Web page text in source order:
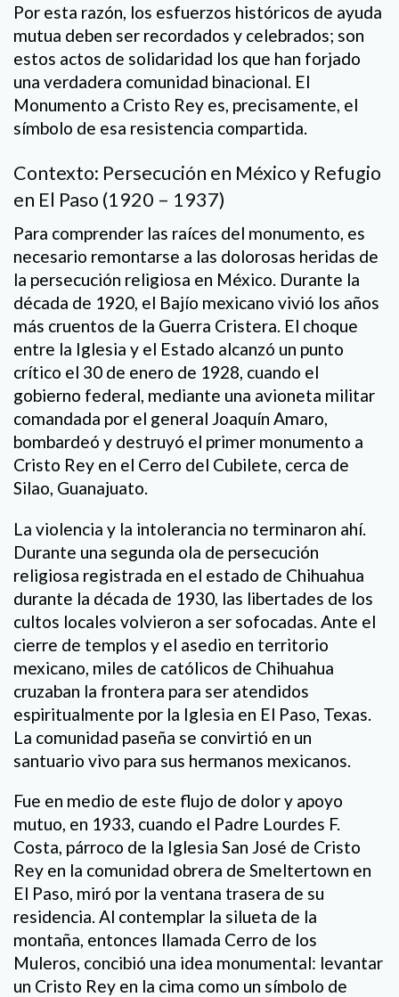
Por esta razón, los esfuerzos históricos de ayuda
mutua deben ser recordados y celebrados; son
estos actos de solidaridad los que han forjado
una verdadera comunidad binacional. El
Monumento a Cristo Rey es, precisamente, el
símbolo de esa resistencia compartida.
Contexto: Persecución en México y Refugio
en El Paso (1920 – 1937)
Para comprender las raíces del monumento, es
necesario remontarse a las dolorosas heridas de
la persecución religiosa en México. Durante la
década de 1920, el Bajío mexicano vivió los años
más cruentos de la Guerra Cristera. El choque
entre la Iglesia y el Estado alcanzó un punto
crítico el 30 de enero de 1928, cuando el
gobierno federal, mediante una avioneta militar
comandada por el general Joaquín Amaro,
bombardeó y destruyó el primer monumento a
Cristo Rey en el Cerro del Cubilete, cerca de
Silao, Guanajuato.
La violencia y la intolerancia no terminaron ahí.
Durante una segunda ola de persecución
religiosa registrada en el estado de Chihuahua
durante la década de 1930, las libertades de los
cultos locales volvieron a ser sofocadas. Ante el
cierre de templos y el asedio en territorio
mexicano, miles de católicos de Chihuahua
cruzaban la frontera para ser atendidos
espiritualmente por la Iglesia en El Paso, Texas.
La comunidad paseña se convirtió en un
santuario vivo para sus hermanos mexicanos.
Fue en medio de este flujo de dolor y apoyo
mutuo, en 1933, cuando el Padre Lourdes F.
Costa, párroco de la Iglesia San José de Cristo
Rey en la comunidad obrera de Smeltertown en
El Paso, miró por la ventana trasera de su
residencia. Al contemplar la silueta de la
montaña, entonces llamada Cerro de los
Muleros, concibió una idea monumental: levantar
un Cristo Rey en la cima como un símbolo de